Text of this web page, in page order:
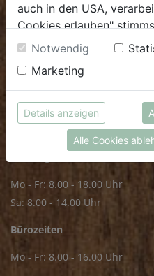
Mo - Do: 8.00 - 16.00 Uhr
Fr: 8.00 - 15.00 Uhr
.dieBiokiste@biohof.at
.+43 7272 2597
FRISCHMARKT
Mo - Fr: 8.00 - 18.00 Uhr
Sa: 8.00 - 14.00 Uhr
Bürozeiten
Mo - Fr: 8.00 - 16.00 Uhr
auch in den USA,
Cookies erlauben"
Cookies zu. Unter
Infos zu den
auch entscheiden,
möchtest.
Weitere Informationen
Datenschutzerklärung
Notwendig
Marketing
Details anzeigen
Alle Cookies